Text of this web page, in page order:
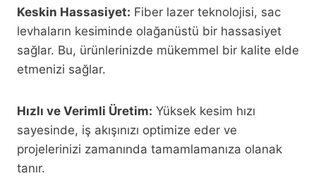
Keskin Hassasiyet: Fiber lazer teknolojisi, sac
levhaların kesiminde olağanüstü bir hassasiyet
sağlar. Bu, ürünlerinizde mükemmel bir kalite elde
etmenizi sağlar.
Hızlı ve Verimli Üretim: Yüksek kesim hızı
sayesinde, iş akışınızı optimize eder ve
projelerinizi zamanında tamamlamanıza olanak
tanır.